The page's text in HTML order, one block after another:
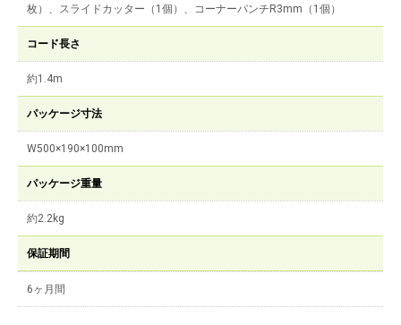
枚）、スライドカッター（1個）、コーナーパンチR3mm（1個）
コード長さ
約1.4m
パッケージ寸法
W500×190×100mm
パッケージ重量
約2.2kg
保証期間
6ヶ月間